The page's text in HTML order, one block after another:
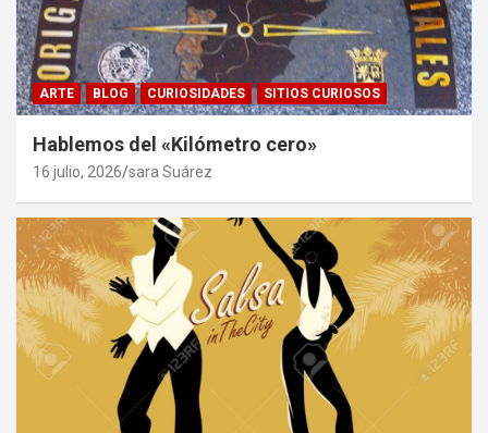
ARTE BLOG CURIOSIDADES SITIOS CURIOSOS
Hablemos del «Kilómetro cero»
16 julio, 2026 sara Suárez